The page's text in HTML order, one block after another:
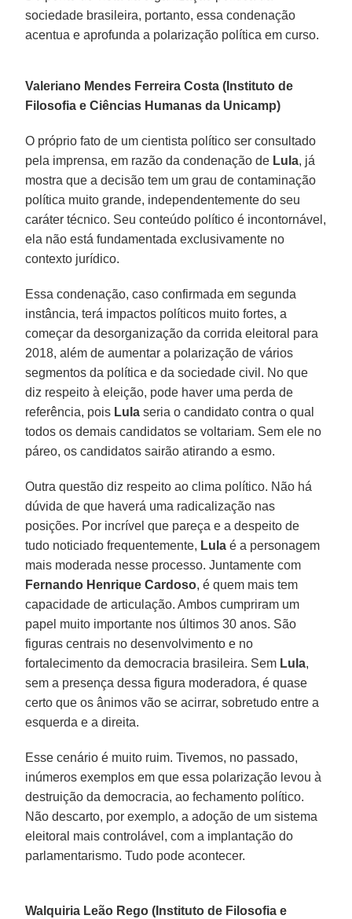
sociedade brasileira, portanto, essa condenação
acentua e aprofunda a polarização política em curso.
Valeriano Mendes Ferreira Costa (Instituto de
Filosofia e Ciências Humanas da Unicamp)
O próprio fato de um cientista político ser consultado
pela imprensa, em razão da condenação de Lula, já
mostra que a decisão tem um grau de contaminação
política muito grande, independentemente do seu
caráter técnico. Seu conteúdo político é incontornável,
ela não está fundamentada exclusivamente no
contexto jurídico.
Essa condenação, caso confirmada em segunda
instância, terá impactos políticos muito fortes, a
começar da desorganização da corrida eleitoral para
2018, além de aumentar a polarização de vários
segmentos da política e da sociedade civil. No que
diz respeito à eleição, pode haver uma perda de
referência, pois Lula seria o candidato contra o qual
todos os demais candidatos se voltariam. Sem ele no
páreo, os candidatos sairão atirando a esmo.
Outra questão diz respeito ao clima político. Não há
dúvida de que haverá uma radicalização nas
posições. Por incrível que pareça e a despeito de
tudo noticiado frequentemente, Lula é a personagem
mais moderada nesse processo. Juntamente com
Fernando Henrique Cardoso, é quem mais tem
capacidade de articulação. Ambos cumpriram um
papel muito importante nos últimos 30 anos. São
figuras centrais no desenvolvimento e no
fortalecimento da democracia brasileira. Sem Lula,
sem a presença dessa figura moderadora, é quase
certo que os ânimos vão se acirrar, sobretudo entre a
esquerda e a direita.
Esse cenário é muito ruim. Tivemos, no passado,
inúmeros exemplos em que essa polarização levou à
destruição da democracia, ao fechamento político.
Não descarto, por exemplo, a adoção de um sistema
eleitoral mais controlável, com a implantação do
parlamentarismo. Tudo pode acontecer.
Walquiria Leão Rego (Instituto de Filosofia e